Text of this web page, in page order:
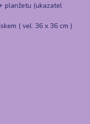
planžetu (ukazatel
( vel. 36 x 36 cm )